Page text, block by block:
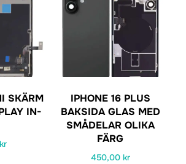
SKÄRM
IN-
kr
IPHONE 16 PLUS
BAKSIDA GLAS MED
SMÅDELAR OLIKA
FÄRG
450,00 kr